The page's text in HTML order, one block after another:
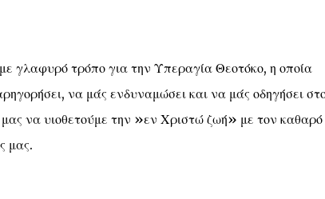
γλαφυρό τρόπο για την Υπεραγία Θεοτόκο, η οποία
να μάς ενδυναμώσει και να μάς οδηγήσει
να υιοθετούμε την »εν Χριστώ ζωή» με τον καθαρό
μας.